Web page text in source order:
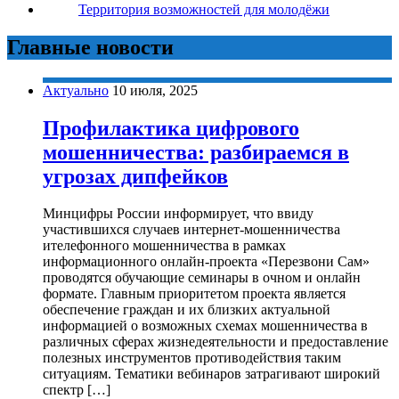
Территория возможностей для молодёжи
Главные новости
Актуально 10 июля, 2025
Профилактика цифрового
мошенничества: разбираемся в
угрозах дипфейков
Минцифры России информирует, что ввиду
участившихся случаев интернет-мошенничества
ителефонного мошенничества в рамках
информационного онлайн-проекта «Перезвони Сам»
проводятся обучающие семинары в очном и онлайн
формате. Главным приоритетом проекта является
обеспечение граждан и их близких актуальной
информацией о возможных схемах мошенничества в
различных сферах жизнедеятельности и предоставление
полезных инструментов противодействия таким
ситуациям. Тематики вебинаров затрагивают широкий
спектр […]